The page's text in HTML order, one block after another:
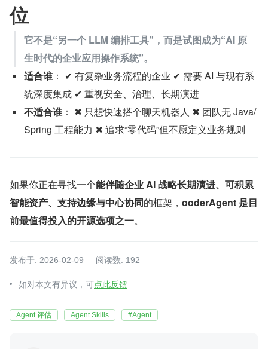
位
它不是“另一个 LLM 编排工具”，而是试图成为“AI 原
生时代的企业应用操作系统”。
适合谁 ： ✔ 有复杂业务流程的企业 ✔ 需要 AI 与现有系
统深度集成 ✔ 重视安全、治理、长期演进
不适合谁 ： ✖ 只想快速搭个聊天机器人 ✖ 团队无 Java/
Spring 工程能力 ✖ 追求“零代码”但不愿定义业务规则
如果你正在寻找一个能伴随企业 AI 战略长期演进、可积累
智能资产、支持边缘与中心协同的框架， ooderAgent 是目
前最值得投入的开源选项之一。
发布于: 2026-02-09 阅读数: 192
如对本文有异议，可点此反馈
Agent 评估 Agent Skills #Agent